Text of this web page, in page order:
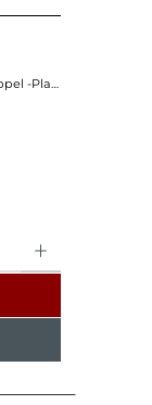
-Platin